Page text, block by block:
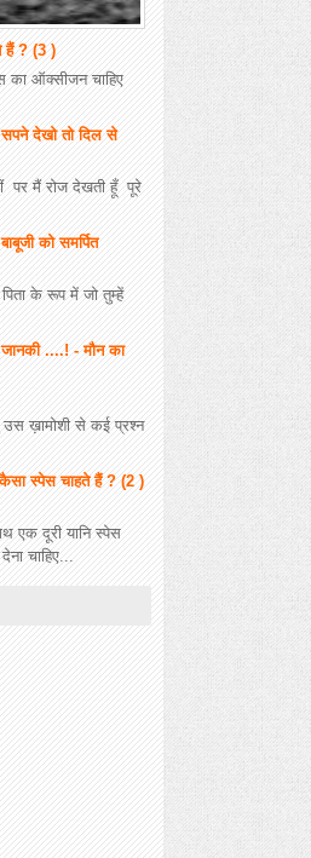
हैं ? (3 )
का ऑक्सीजन चाहिए
सपने देखो तो दिल से
पर मैं रोज देखती हूँ पूरे
को समर्पित
के रूप में जो तुम्हें
जानकी ....! - मौन का
उस ख़ामोशी से कई प्रश्न
कैसा स्पेस चाहते हैं ? (2 )
एक दूरी यानि स्पेस
चाहिए...